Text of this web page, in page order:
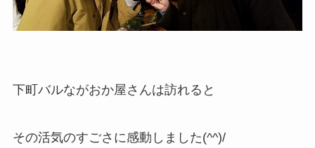
下町バルながおか屋さんは訪れると
その活気のすごさに感動しました(^^)/